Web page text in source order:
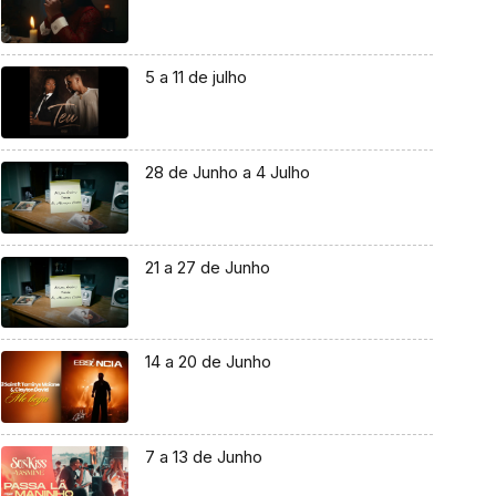
5 a 11 de julho
28 de Junho a 4 Julho
21 a 27 de Junho
14 a 20 de Junho
7 a 13 de Junho